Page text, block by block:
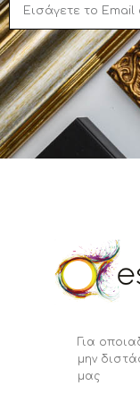
Για
μην
μας